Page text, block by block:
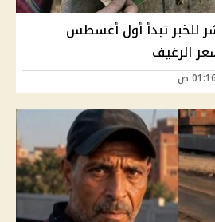
للخبز تبدأ أول أغسطس
الرغيف